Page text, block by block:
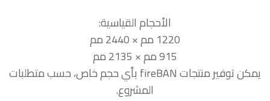
الأحجام القياسية:
1220 مم × 2440 مم
915 مم × 2135 مم
يمكن توفير منتجات fireBAN بأي حجم خاص، حسب متطلبات
المشروع.